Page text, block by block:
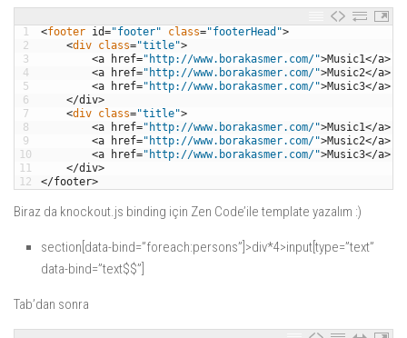
1
2
3
4
5
6
7
8
9
10
11
12
<footer id="footer" class="footerHead">
<div class="title">
<a href="http://www.borakasmer.com/">Music1</a>
<a href="http://www.borakasmer.com/">Music2</a>
<a href="http://www.borakasmer.com/">Music3</a>
</div>
<div class="title">
<a href="http://www.borakasmer.com/">Music1</a>
<a href="http://www.borakasmer.com/">Music2</a>
<a href="http://www.borakasmer.com/">Music3</a>
</div>
</footer>
Biraz da knockout.js binding için Zen Code’ile template yazalım :)
section[data-bind=”foreach:persons”]>div*4>input[type=”text”
data-bind=”text$$”]
Tab’dan sonra